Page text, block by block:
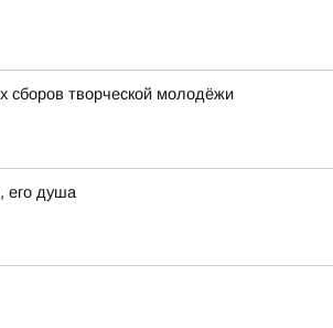
сборов творческой молодёжи
его душа